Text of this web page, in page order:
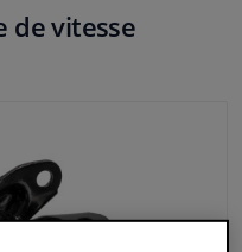
de vitesse